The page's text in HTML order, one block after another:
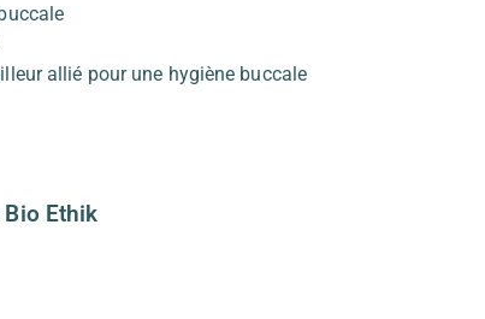
allié pour une hygiène buccale
Ethik